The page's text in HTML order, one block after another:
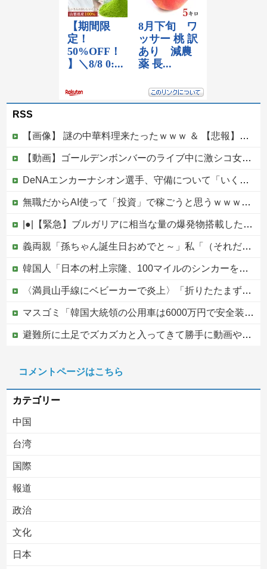
RSS
【画像】 謎の中華料理来たったｗｗｗ ＆ 【悲報】近所の謎の台湾料理屋、遂に値上げ
【動画】ゴールデンボンバーのライブ中に激シコ女さんが乱入してしまうｗｗｗｗｗ
DeNAエンカーナシオン選手、守備について「いくら得点しても、エラーを重ねれば逆転されてしまう。そういう意味から自分にとっては、打撃よりも守備の方が大事」
無職だからAI使って「投資」で稼ごうと思うｗｗｗｗｗ他
|●|【緊急】ブルガリアに相当な量の爆発物搭載したドローンが侵入！ルーマニア国境付近で爆発「おいウクライナ軍がよく使う機種だぞ」
義両親「孫ちゃん誕生日おめでと～」私「（それだけ…？）」頻繁に会って孫も見せてるのにプレゼントも欲しいもの調査も一切なし！海外旅行行きまくるお金はあるのになぜ・・？
韓国人「日本の村上宗隆、100マイルのシンカーを逆方向に・・・2戦連発の26号ソロホームラン」→「羨ましすぎる 韓国はこんな打者がいなのか」「ア...
〈満員山手線にベビーカーで炎上〉「折りたたまず乗車できる」はずなのに…JR東日本が示した見解
マスゴミ「韓国大統領の公用車は6000万円で安全装備！」「高市の公用車は3000万円で贅沢！」
避難所に土足でズカズカと入ってきて勝手に動画や写真を撮影したメディア取材陣、挙句の果てに要求してきたのは……
被災者で湧き水が有難い「土葬は絶対にダメだ】
コメントページはこちら
カテゴリー
中国
台湾
国際
報道
政治
文化
日本